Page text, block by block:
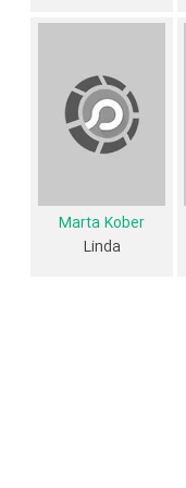
آمارها و نکات جذابی را می‌توان بیان کرد. براساس آمارها فیلم Children of
Marta Kober
Linda